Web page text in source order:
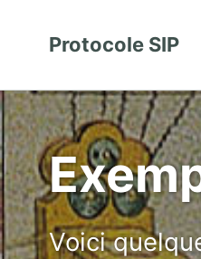
Protocole SIP
Voici